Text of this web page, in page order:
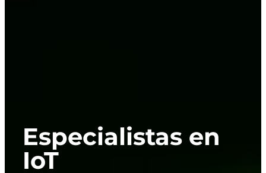
Especialistas en
IoT